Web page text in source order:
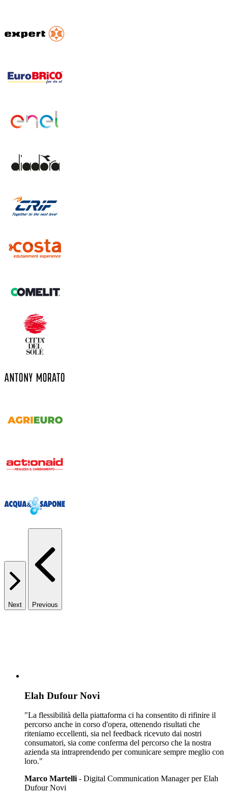
Next Previous
Elah Dufour Novi
"La flessibilità della piattaforma ci ha consentito di rifinire il
percorso anche in corso d'opera, ottenendo risultati che
riteniamo eccellenti, sia nel feedback ricevuto dai nostri
consumatori, sia come conferma del percorso che la nostra
azienda sta intraprendendo per comunicare sempre meglio con
loro."
Marco Martelli - Digital Communication Manager per Elah
Dufour Novi